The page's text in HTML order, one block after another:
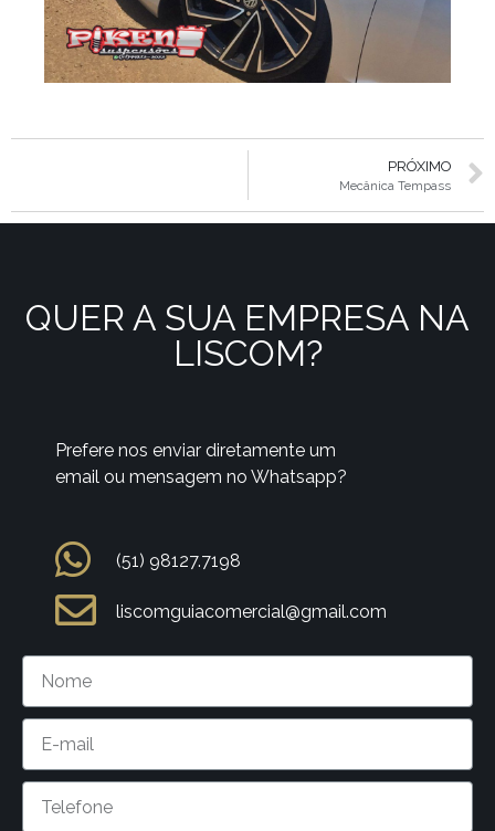
PRÓXIMO
Mecânica Tempass
QUER A SUA EMPRESA NA
LISCOM?
Prefere nos enviar diretamente um
email ou mensagem no Whatsapp?
(51) 98127.7198
liscomguiacomercial@gmail.com